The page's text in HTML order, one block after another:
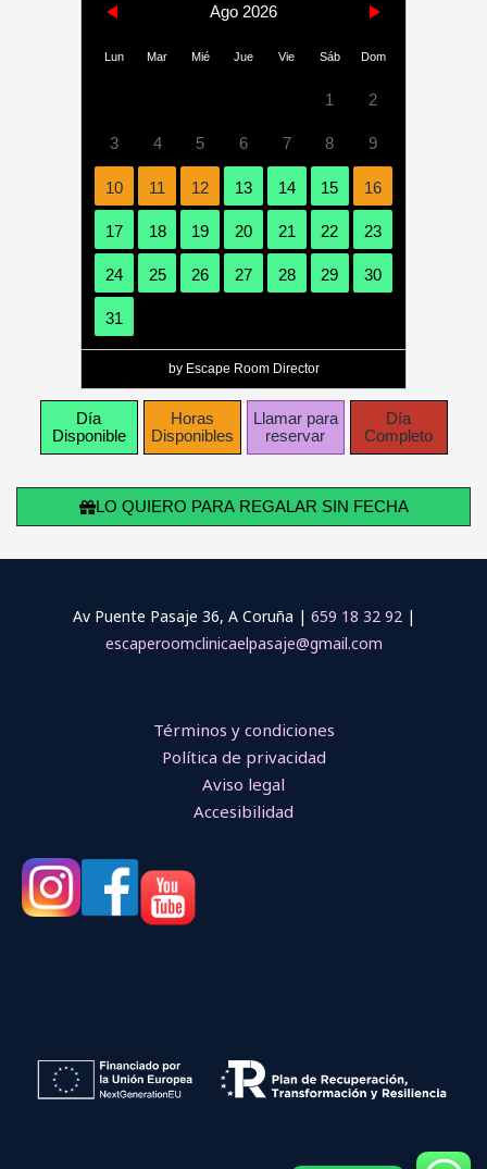
Ago 2026
Lun Mar Mié Jue Vie Sáb Dom
1 2
3 4 5 6 7 8 9
10 11 12 13 14 15 16
17 18 19 20 21 22 23
24 25 26 27 28 29 30
31
by Escape Room Director
Día
Disponible
Horas
Disponibles
Llamar para
reservar
Día
Completo
LO QUIERO PARA REGALAR SIN FECHA
Av Puente Pasaje 36, A Coruña | 659 18 32 92|
escaperoomclinicaelpasaje@gmail.com
Términos y condiciones
Política de privacidad
Aviso legal
Accesibilidad